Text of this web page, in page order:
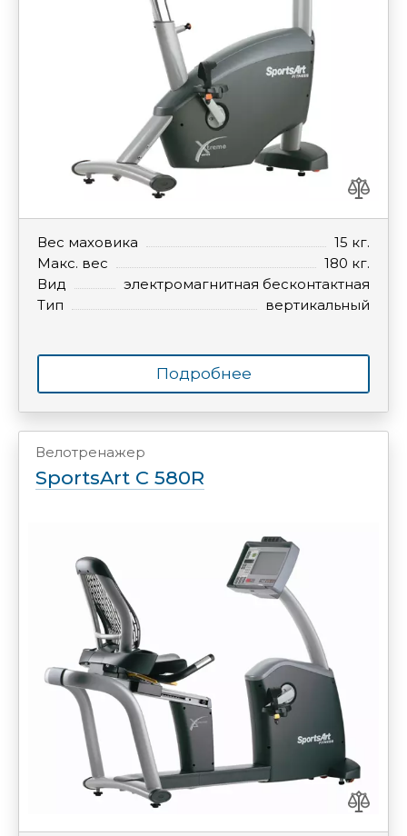
Вес маховика
15 кг.
Макс. вес
180 кг.
Вид
электромагнитная бесконтактная
Тип
вертикальный
Подробнее
Велотренажер
SportsArt C 580R